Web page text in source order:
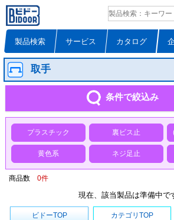
製品検索 サービス カタログ
取手
条件で絞込み
プラスチック 裏ビス止
黄色系 ネジ足止
商品数 0件
現在、該当製品は準備中で
ビドーTOP カテゴリTOP